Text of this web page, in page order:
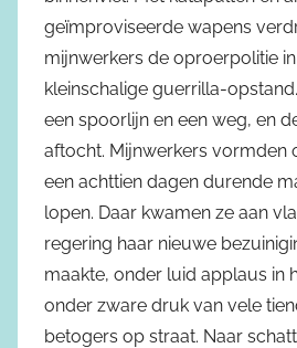
geïmproviseerde wapens
mijnwerkers de oproerpolitie
kleinschalige guerrilla-
een spoorlijn en een weg, en
aftocht. Mijnwerkers vormden
een achttien dagen durende
lopen. Daar kwamen ze aan
regering haar nieuwe
maakte, onder luid applaus in
onder zware druk van vele
betogers op straat. Naar